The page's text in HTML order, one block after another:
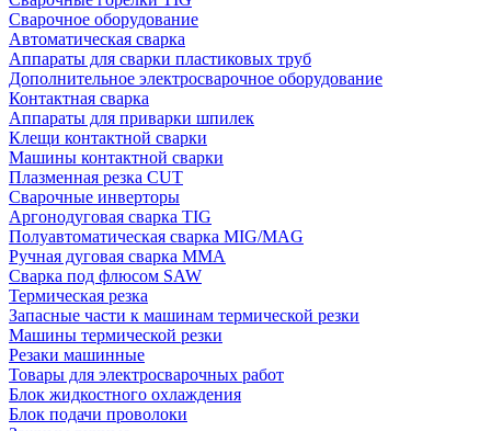
Сварочное оборудование
Автоматическая сварка
Аппараты для сварки пластиковых труб
Дополнительное электросварочное оборудование
Контактная сварка
Аппараты для приварки шпилек
Клещи контактной сварки
Машины контактной сварки
Плазменная резка CUT
Сварочные инверторы
Аргонодуговая сварка TIG
Полуавтоматическая сварка MIG/MAG
Ручная дуговая сварка MMA
Сварка под флюсом SAW
Термическая резка
Запасные части к машинам термической резки
Машины термической резки
Резаки машинные
Товары для электросварочных работ
Блок жидкостного охлаждения
Блок подачи проволоки